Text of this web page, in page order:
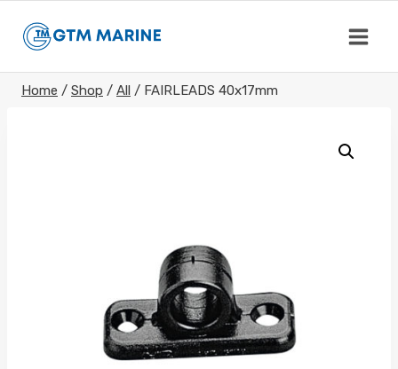
Home / Shop / All / FAIRLEADS 40x17mm